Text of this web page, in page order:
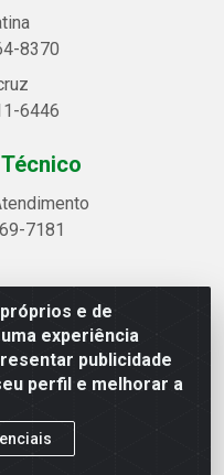
e de
experiência
publicidade
perfil e melhorar a
8370
6446
7181
Alegre, 2521 -
Linhares/ES - CEP
0001-75